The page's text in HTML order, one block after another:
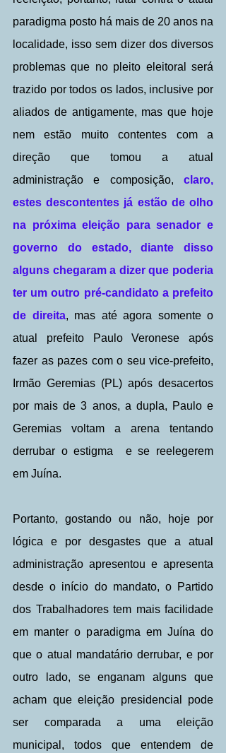
paradigma posto há mais de 20 anos na
localidade, isso sem dizer dos diversos
problemas que no pleito eleitoral será
trazido por todos os lados, inclusive por
aliados de antigamente, mas que hoje
nem estão muito contentes com a
direção que tomou a atual
administração e composição, claro,
estes descontentes já estão de olho
na próxima eleição para senador e
governo do estado, diante disso
alguns chegaram a dizer que poderia
ter um outro pré-candidato a prefeito
de direita, mas até agora somente o
atual prefeito Paulo Veronese após
fazer as pazes com o seu vice-prefeito,
Irmão Geremias (PL) após desacertos
por mais de 3 anos, a dupla, Paulo e
Geremias voltam a arena tentando
derrubar o estigma  e se reelegerem
em Juína.
Portanto, gostando ou não, hoje por
lógica e por desgastes que a atual
administração apresentou e apresenta
desde o início do mandato, o Partido
dos Trabalhadores tem mais facilidade
em manter o paradigma em Juína do
que o atual mandatário derrubar, e por
outro lado, se enganam alguns que
acham que eleição presidencial pode
ser comparada a uma eleição
municipal, todos que entendem de